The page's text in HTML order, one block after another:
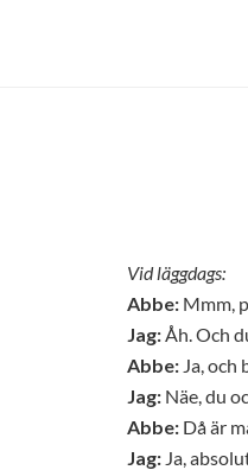
Vid läggdags:
Abbe: Mmm,
Jag:Åh. Och
Abbe: Ja, och
Jag: Näe, du
Abbe: Då är
Jag: Ja,